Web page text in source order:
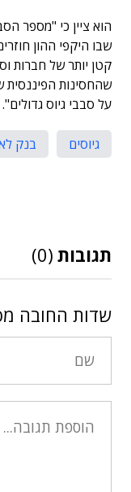
הוא ציין כי "מספר
קטן יותר של חברות
שהחסינות
על סבבי גיוס גדולים".
גיוסים בנק
תגובות (0)
שדות החובה